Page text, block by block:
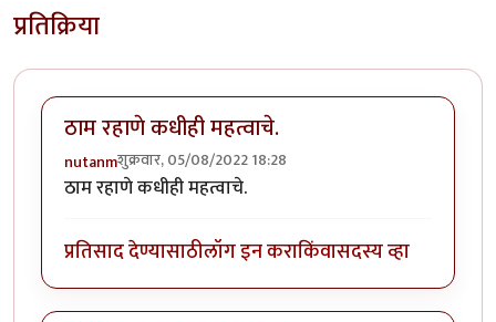
प्रतिक्रिया
ठाम रहाणे कधीही महत्वाचे.
nutanmशुक्रवार, 05/08/2022 18:28
ठाम रहाणे कधीही महत्वाचे.
प्रतिसाद देण्यासाठीलॉग इन कराकिंवासदस्य व्हा